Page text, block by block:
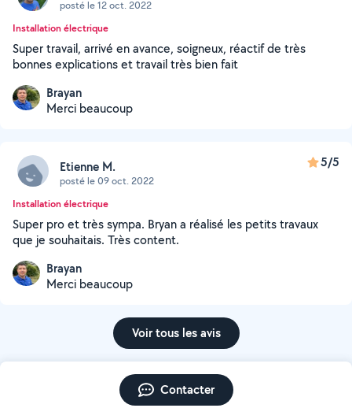
posté le 12 oct. 2022
Installation électrique
Super travail, arrivé en avance, soigneux, réactif de très
bonnes explications et travail très bien fait
Brayan
Merci beaucoup
Etienne M.
posté le 09 oct. 2022
5/5
Installation électrique
Super pro et très sympa. Bryan a réalisé les petits travaux
que je souhaitais. Très content.
Brayan
Merci beaucoup
Voir tous les avis
Contacter